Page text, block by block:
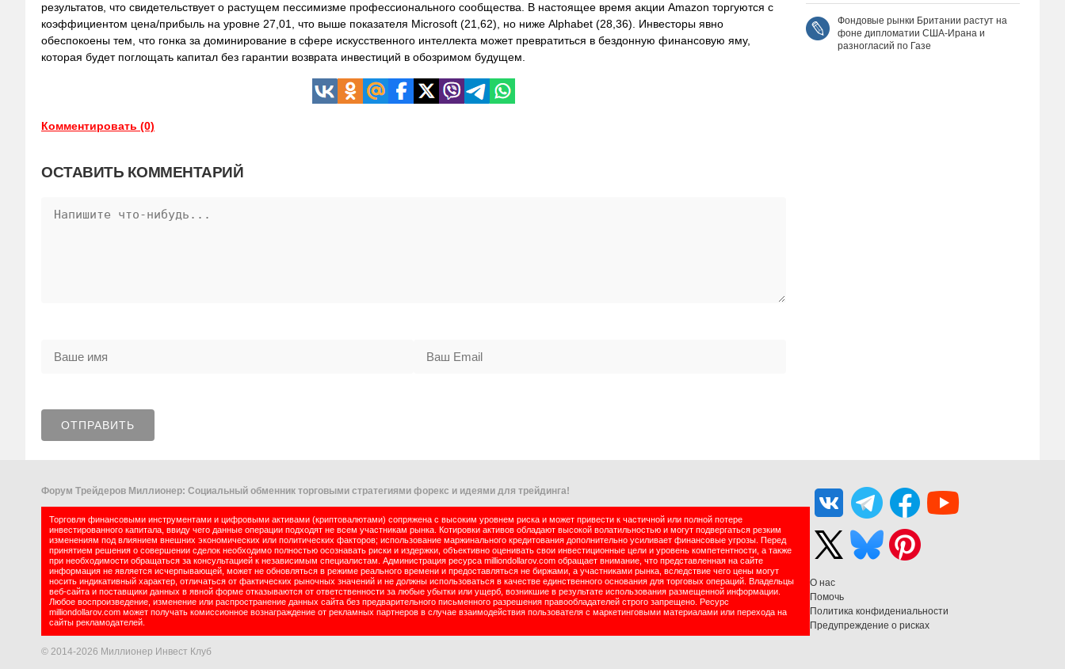
результатов, что свидетельствует о растущем пессимизме профессионального сообщества. В настоящее время акции Amazon торгуются с
коэффициентом цена/прибыль на уровне 27,01, что выше показателя Microsoft (21,62), но ниже Alphabet (28,36). Инвесторы явно
обеспокоены тем, что гонка за доминирование в сфере искусственного интеллекта может превратиться в бездонную финансовую яму,
которая будет поглощать капитал без гарантии возврата инвестиций в обозримом будущем.
Комментировать (0)
ОСТАВИТЬ КОММЕНТАРИЙ
Фондовые рынки Британии растут на
фоне дипломатии США‑Ирана и
разногласий по Газе
Форум Трейдеров Миллионер: Социальный обменник торговыми стратегиями форекс и идеями для трейдинга!
Торговля финансовыми инструментами и цифровыми активами (криптовалютами) сопряжена с высоким уровнем риска и может привести к частичной или полной потере
инвестированного капитала, ввиду чего данные операции подходят не всем участникам рынка. Котировки активов обладают высокой волатильностью и могут подвергаться резким
изменениям под влиянием внешних экономических или политических факторов; использование маржинального кредитования дополнительно усиливает финансовые угрозы. Перед
принятием решения о совершении сделок необходимо полностью осознавать риски и издержки, объективно оценивать свои инвестиционные цели и уровень компетентности, а также
при необходимости обращаться за консультацией к независимым специалистам. Администрация ресурса milliondollarov.com обращает внимание, что представленная на сайте
информация не является исчерпывающей, может не обновляться в режиме реального времени и предоставляться не биржами, а участниками рынка, вследствие чего цены могут
носить индикативный характер, отличаться от фактических рыночных значений и не должны использоваться в качестве единственного основания для торговых операций. Владельцы
веб-сайта и поставщики данных в явной форме отказываются от ответственности за любые убытки или ущерб, возникшие в результате использования размещенной информации.
Любое воспроизведение, изменение или распространение данных сайта без предварительного письменного разрешения правообладателей строго запрещено. Ресурс
milliondollarov.com может получать комиссионное вознаграждение от рекламных партнеров в случае взаимодействия пользователя с маркетинговыми материалами или перехода на
сайты рекламодателей.
О нас
Помочь
Политика конфидениальности
Предупреждение о рисках
© 2014-2026 Миллионер Инвест Клуб